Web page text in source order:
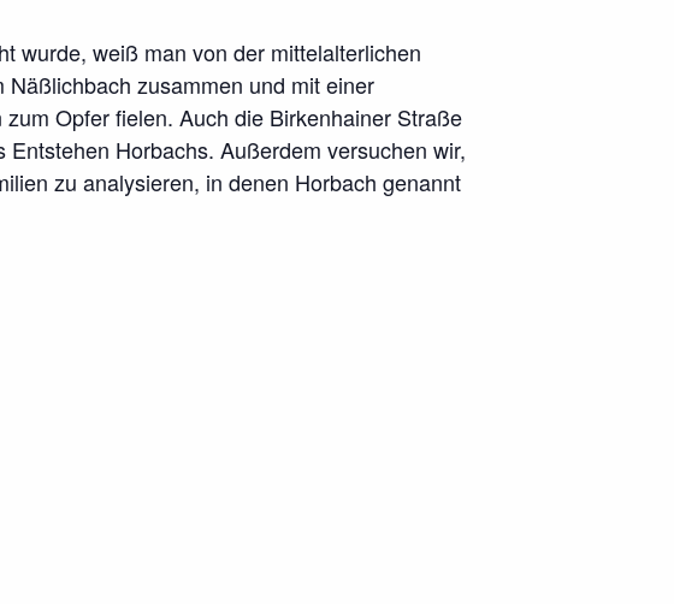
wurde, weiß man von der mittelalterlichen
zusammen und mit einer
Opfer fielen. Auch die Birkenhainer Straße
Horbachs. Außerdem versuchen wir,
zu analysieren, in denen Horbach genannt